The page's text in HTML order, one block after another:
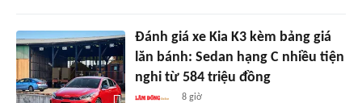
Đánh giá xe Kia K3 kèm bảng giá
lăn bánh: Sedan hạng C nhiều tiện
nghi từ 584 triệu đồng
8 giờ